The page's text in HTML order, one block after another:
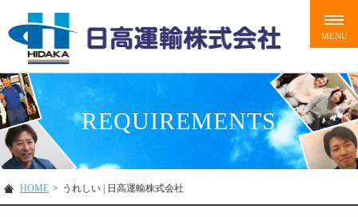
REQUIREMENTS
HOME > うれしい | 日高運輸株式会社